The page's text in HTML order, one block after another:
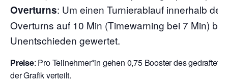
Overturns: Um einen Turnierablauf innerhalb
Overturns auf 10 Min (Timewarning bei 7 Min)
Unentschieden gewertet.
Preise: Pro Teilnehmer*in gehen 0,75 Booster des
der Grafik verteilt.